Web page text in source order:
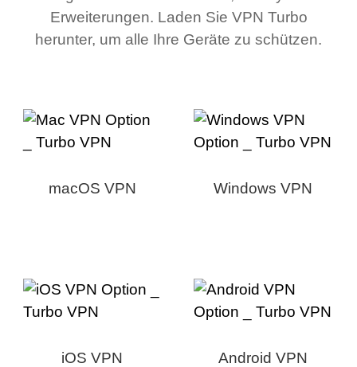
Erweiterungen. Laden Sie VPN Turbo
herunter, um alle Ihre Geräte zu schützen.
macOS VPN Windows VPN
iOS VPN Android VPN